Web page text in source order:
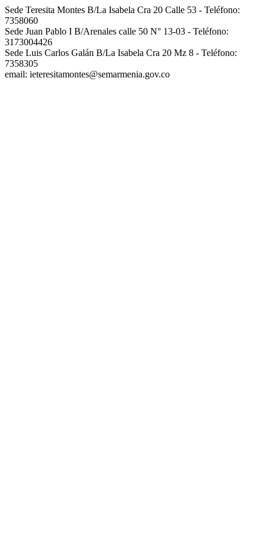
Sede Teresita Montes B/La Isabela Cra 20 Calle 53 - Teléfono:
7358060
Sede Juan Pablo I B/Arenales calle 50 N° 13-03 - Teléfono:
3173004426
Sede Luis Carlos Galán B/La Isabela Cra 20 Mz 8 - Teléfono:
7358305
email: ieteresitamontes@semarmenia.gov.co